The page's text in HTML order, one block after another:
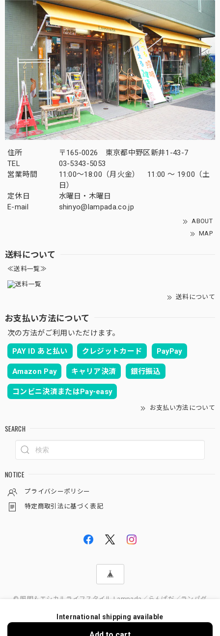
住所
〒165-0026 東京都中野区新井1-43-7
TEL
03-5343-5053
営業時間
11:00～18:00（月火金） 11:00 ～ 19:00（土
日）
定休日
水曜日・木曜日
E-mail
shinyo@lampada.co.jp
ABOUT
MAP
送料について
≪送料一覧≫
送料について
お支払い方法について
次の方法がご利用いただけます。
PAY ID あと払い クレジットカード PayPay
Amazon Pay キャリア決済 銀行振込
コンビニ決済またはPay-easy
お支払い方法について
SEARCH
NOTICE
プライバシーポリシー
特定商取引法に基づく表記
© 照明＆エシカルライフスタイル Lampada／らんぱだ／ランパダ
International shipping available